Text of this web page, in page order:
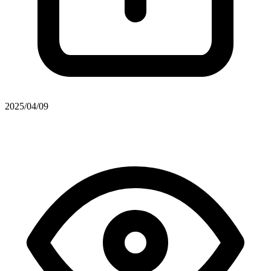
2025/04/09